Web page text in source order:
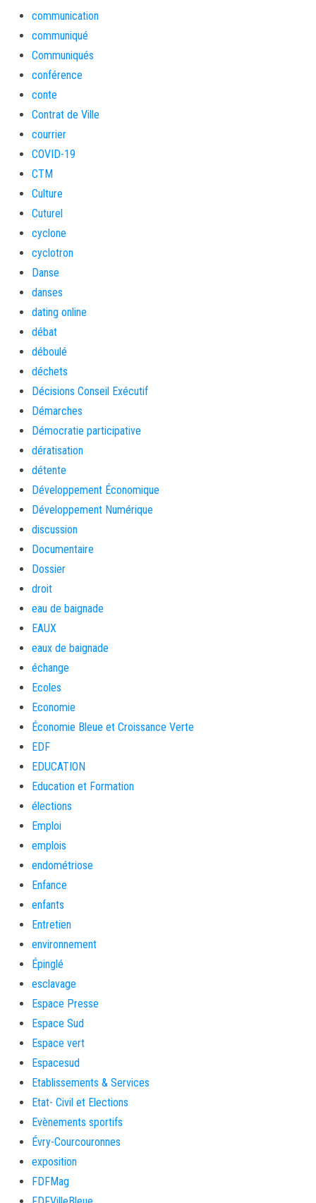
communication
communiqué
Communiqués
conférence
conte
Contrat de Ville
courrier
COVID-19
CTM
Culture
Cuturel
cyclone
cyclotron
Danse
danses
dating online
débat
déboulé
déchets
Décisions Conseil Exécutif
Démarches
Démocratie participative
dératisation
détente
Développement Économique
Développement Numérique
discussion
Documentaire
Dossier
droit
eau de baignade
EAUX
eaux de baignade
échange
Ecoles
Economie
Économie Bleue et Croissance Verte
EDF
EDUCATION
Education et Formation
élections
Emploi
emplois
endométriose
Enfance
enfants
Entretien
environnement
Épinglé
esclavage
Espace Presse
Espace Sud
Espace vert
Espacesud
Etablissements & Services
Etat- Civil et Elections
Evènements sportifs
Évry-Courcouronnes
exposition
FDFMag